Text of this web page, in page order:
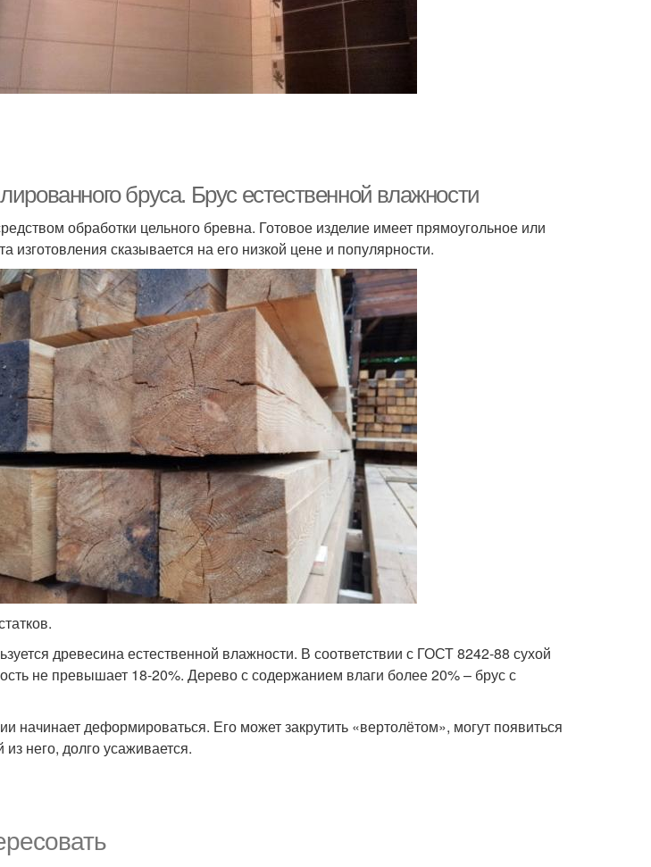
бруса. Брус естественной влажности
обработки цельного бревна. Готовое изделие имеет прямоугольное или
изготовления сказывается на его низкой цене и популярности.
древесина естественной влажности. В соответствии с ГОСТ 8242-88 сухой
не превышает 18-20%. Дерево с содержанием влаги более 20% – брус с
начинает деформироваться. Его может закрутить «вертолётом», могут появиться
него, долго усаживается.